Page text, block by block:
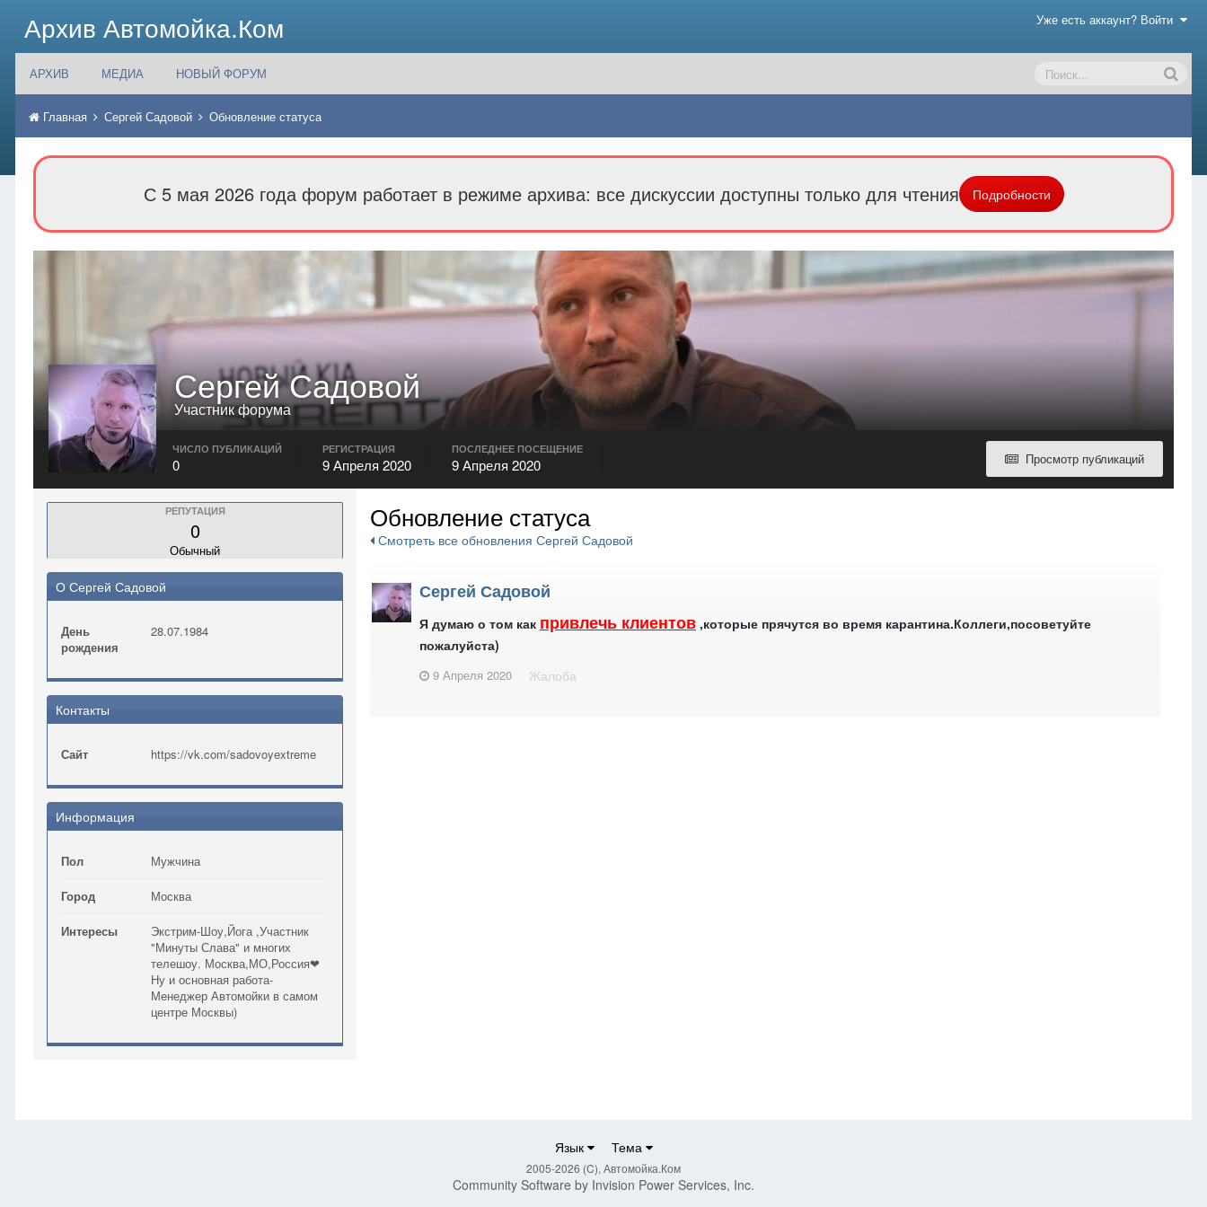
Архив Автомойка.Ком Уже есть аккаунт? Войти
АРХИВ МЕДИА НОВЫЙ ФОРУМ
Главная Сергей Садовой Обновление статуса
С 5 мая 2026 года форум работает в режиме архива: все дискуссии доступны только для чтения Подробности
Сергей Садовой
Участник форума
Просмотр публикаций
ЧИСЛО ПУБЛИКАЦИЙ
0
РЕГИСТРАЦИЯ
9 Апреля 2020
ПОСЛЕДНЕЕ ПОСЕЩЕНИЕ
9 Апреля 2020
РЕПУТАЦИЯ
0
Обычный
О Сергей Садовой
День
рождения
28.07.1984
Контакты
Сайт https://vk.com/sadovoyextreme
Информация
Пол Мужчина
Город Москва
Интересы
Экстрим-Шоу,Йога ,Участник
"Минуты Слава" и многих
телешоу. Москва,МО,Россия❤
Ну и основная работа-
Менеджер Автомойки в самом
центре Москвы)
Обновление статуса
Смотреть все обновления Сергей Садовой
Сергей Садовой
Я думаю о том как привлечь клиентов ,которые прячутся во время карантина.Коллеги,посоветуйте
пожалуйста)
9 Апреля 2020 Жалоба
Язык Тема
2005-2026 (C), Автомойка.Ком
Community Software by Invision Power Services, Inc.